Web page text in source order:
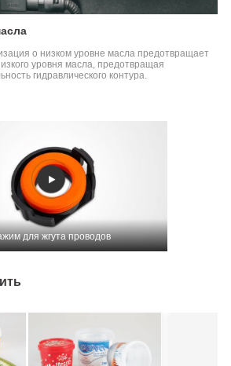
о низком уровне масла предотвращает
уровня масла, предотвращая
гидравлического контура.
для жгута проводов